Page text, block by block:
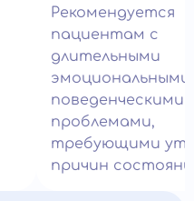
Рекомендуется
пациентам с
длительными
эмоциональными
поведенческими
проблемами,
требующими
причин